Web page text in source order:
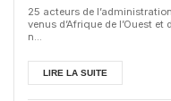
25 acteurs de
venus d’Afrique de l’Ouest
n...
LIRE LA SUITE